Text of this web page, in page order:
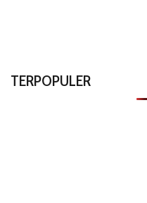
TERPOPULER